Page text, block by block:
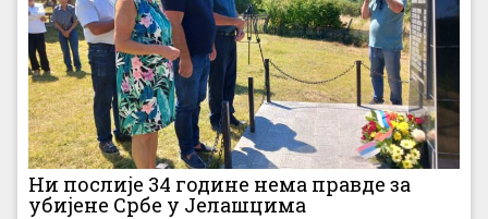
Ни послије 34 године нема правде за
убијене Србе у Јелашцима